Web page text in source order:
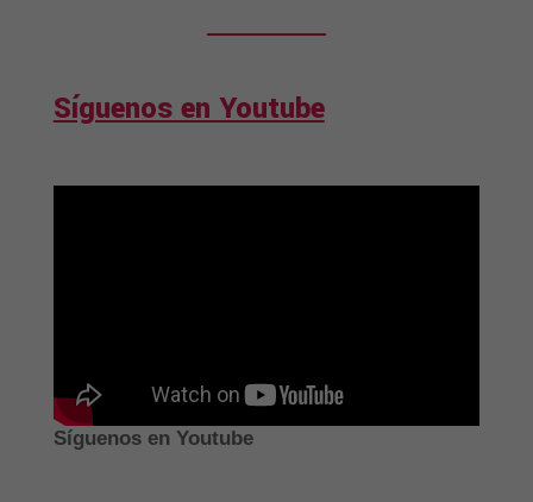
Síguenos en Youtube
Síguenos en Youtube